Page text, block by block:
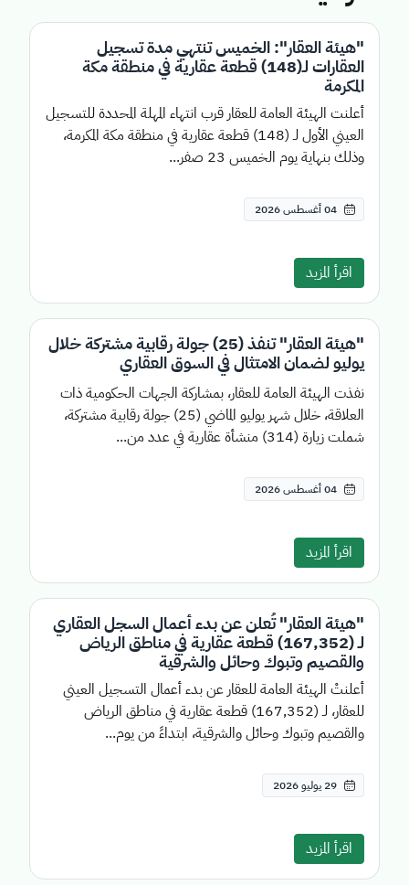
"هيئة العقار": الخميس تنتهي مدة تسجيل
العقارات لـ(148) قطعة عقارية في منطقة مكة
المكرمة
أعلنت الهيئة العامة للعقار قرب انتهاء المهلة المحددة للتسجيل
العيني الأول لـ (148) قطعة عقارية في منطقة مكة المكرمة،
وذلك بنهاية يوم الخميس 23 صفر...
04 أغسطس 2026
اقرأ المزيد
"هيئة العقار" تنفذ (25) جولة رقابية مشتركة خلال
يوليو لضمان الامتثال في السوق العقاري
نفذت الهيئة العامة للعقار، بمشاركة الجهات الحكومية ذات
العلاقة، خلال شهر يوليو الماضي (25) جولة رقابية مشتركة،
شملت زيارة (314) منشأة عقارية في عدد من...
04 أغسطس 2026
اقرأ المزيد
"هيئة العقار" تُعلن عن بدء أعمال السجل العقاري
لـ (167,352) قطعة عقارية في مناطق الرياض
والقصيم وتبوك وحائل والشرقية
أعلنتْ الهيئة العامة للعقار عن بدء أعمال التسجيل العيني
للعقار، لـ (167,352) قطعة عقارية في مناطق الرياض
والقصيم وتبوك وحائل والشرقية، ابتداءً من يوم...
29 يوليو 2026
اقرأ المزيد